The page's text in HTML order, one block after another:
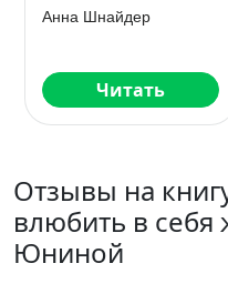
Анна Шнайдер
Читать
Отзывы на
влюбить в себя
Юниной